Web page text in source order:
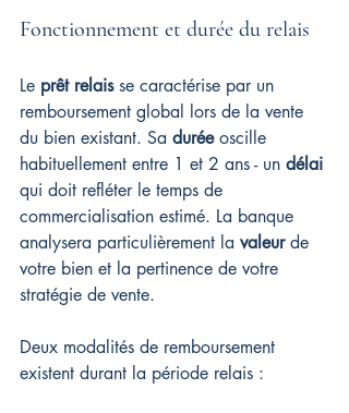
Fonctionnement et durée du relais
Le prêt relais se caractérise par un
remboursement global lors de la vente
du bien existant. Sa durée oscille
habituellement entre 1 et 2 ans - un délai
qui doit refléter le temps de
commercialisation estimé. La banque
analysera particulièrement la valeur de
votre bien et la pertinence de votre
stratégie de vente.
Deux modalités de remboursement
existent durant la période relais :